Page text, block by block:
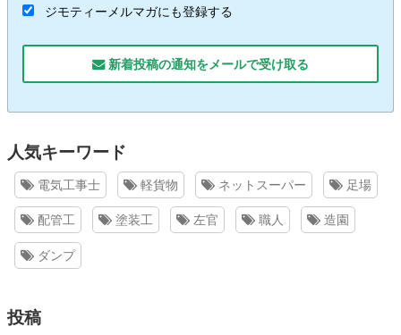
ジモティーメルマガにも登録する
新着投稿の通知をメールで受け取る
人気キーワード
電気工事士 軽貨物 ネットスーパー 足場
配管工 塗装工 左官 職人 造園
ダンプ
投稿